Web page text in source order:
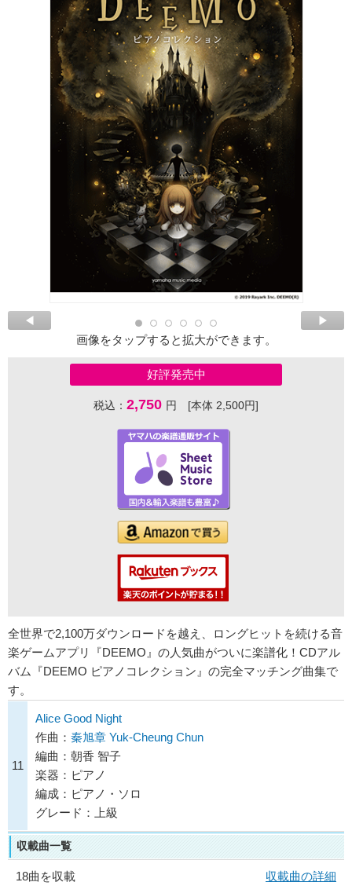
画像をタップすると拡大ができます。
好評発売中
税込： 2,750 円 [本体 2,500円]
全世界で2,100万ダウンロードを越え、ロングヒットを続ける音
楽ゲームアプリ『DEEMO』の人気曲がついに楽譜化！CDアル
バム『DEEMO ピアノコレクション』の完全マッチング曲集で
す。
11
Alice Good Night
作曲： 秦旭章 Yuk-Cheung Chun
編曲：朝香 智子
楽器：ピアノ
編成：ピアノ・ソロ
グレード：上級
収載曲一覧
18曲を収載
収載曲の詳細